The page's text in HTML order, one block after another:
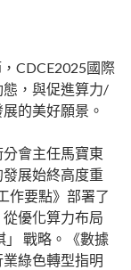
CDCE2025國際
，與促進算力/
的美好願景。
會主任馬寶東
展始終高度重
作要點》部署了
優化算力布局
」 戰略。《數據
綠色轉型指明